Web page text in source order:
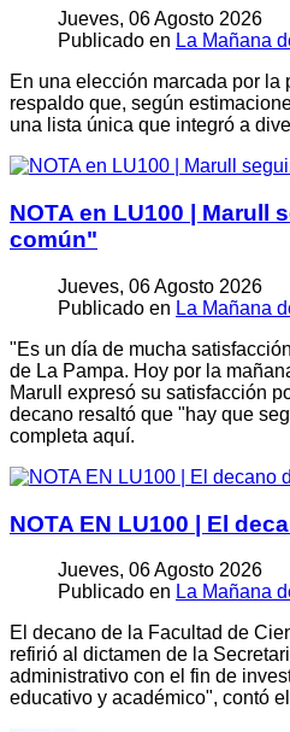
Jueves, 06 Agosto 2026
Publicado en La Mañana
En una elección marcada por
respaldo que, según
una lista única que integró a
NOTA en LU100 |
común"
Jueves, 06 Agosto 2026
Publicado en La Mañana
"Es un día de mucha
de La Pampa. Hoy por la
Marull expresó su satisfacción
decano resaltó que "hay que
completa aquí.
NOTA EN LU100 | El
Jueves, 06 Agosto 2026
Publicado en La Mañana
El decano de la Facultad de
refirió al dictamen de la
administrativo con el fin de
educativo y académico", contó